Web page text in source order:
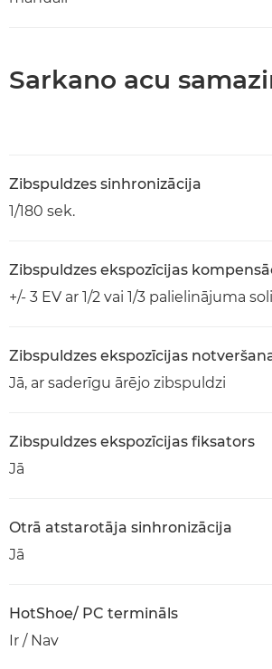
Sarkano acu
Zibspuldzes sinhronizācija
1/180 sek.
Zibspuldzes ekspozīcijas
+/- 3 EV ar 1/2 vai 1/3 palielinājuma soli
Zibspuldzes ekspozīcijas
Jā, ar saderīgu ārējo zibspuldzi
Zibspuldzes ekspozīcijas fiksators
Jā
Otrā atstarotāja sinhronizācija
Jā
HotShoe/ PC termināls
Ir / Nav